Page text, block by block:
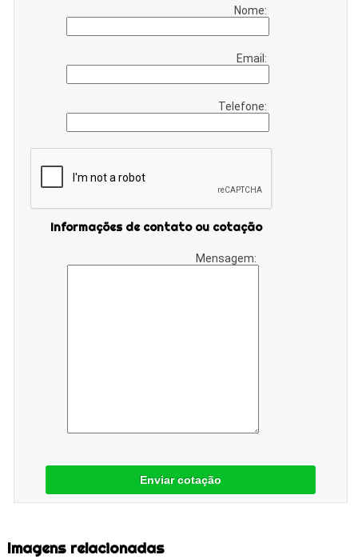
Nome:
Email:
Telefone:
Informações de contato ou cotação
Mensagem:
Enviar cotação
Imagens relacionadas